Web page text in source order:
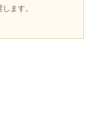
ます。